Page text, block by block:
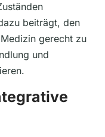
beiträgt, den
gerecht zu
und